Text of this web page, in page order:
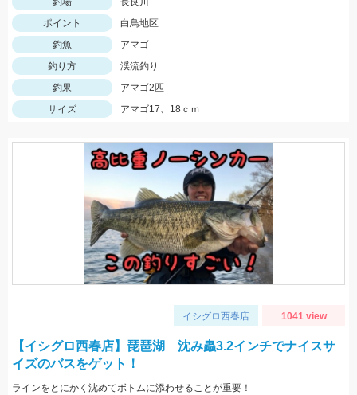
ポイント
白鳥地区
釣魚
アマゴ
釣り方
渓流釣り
釣果
アマゴ2匹
サイズ
アマゴ17、18ｃｍ
イシグロ西春店 1041 view
【イシグロ西春店】琵琶湖 沈み蟲3.2インチでナイスサ
イズのバスをゲット！
ラインをとにかく沈めてボトムに添わせることが重要！